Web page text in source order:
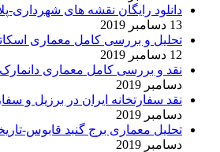
دانلود رایگان نقشه های شهرداری-
13 دسامبر 2019
تحلیل و بررسی کامل معماری
12 دسامبر 2019
نقد و بررسی کامل معماری
دسامبر 2019
نقد سفارتخانه ایران در برزیل و
دسامبر 2019
تحلیل معماری برج گنبد قابوس-
دسامبر 2019